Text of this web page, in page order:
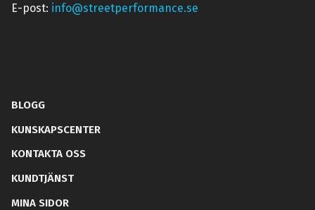
E-post: info@streetperformance.se
BLOGG
KUNSKAPSCENTER
KONTAKTA OSS
KUNDTJÄNST
MINA SIDOR